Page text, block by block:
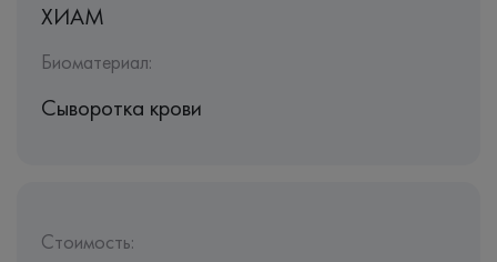
ХИАМ
Биоматериал:
Сыворотка крови
Стоимость: